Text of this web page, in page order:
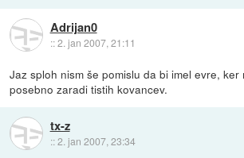
Adrijan0
::2. jan 2007, 21:11
Jaz sploh nism še pomislu da bi imel evre, ker
posebno zaradi tistih kovancev.
tx-z
::2. jan 2007, 23:34